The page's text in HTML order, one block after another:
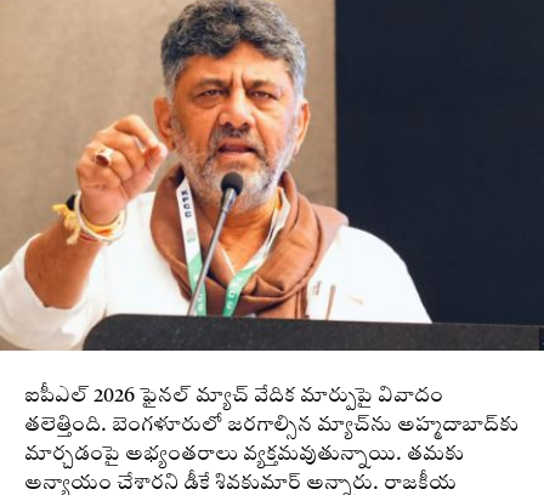
ఐపీఎల్‌ 2026 ఫైనల్‌ మ్యాచ్‌ వేదిక మార్పుపై వివాదం
తలెత్తింది. బెంగళూరులో జరగాల్సిన మ్యాచ్‌ను అహ్మదాబాద్‌కు
మార్చడంపై అభ్యంతరాలు వ్యక్తమవుతున్నాయి. తమకు
అన్యాయం చేశారని డీకే శివకుమార్‌ అన్నారు. రాజకీయ